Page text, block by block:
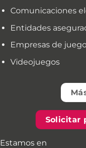
Comunicaciones
Entidades
Empresas de
Videojuegos
Solicitar
Estamos en